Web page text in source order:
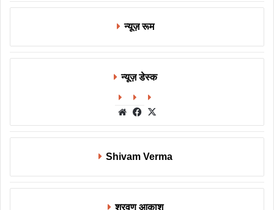
न्यूज़ रूम
न्यूज़ डेस्क
WebsiteFacebook
Shivam Verma
श्रवण आकाश